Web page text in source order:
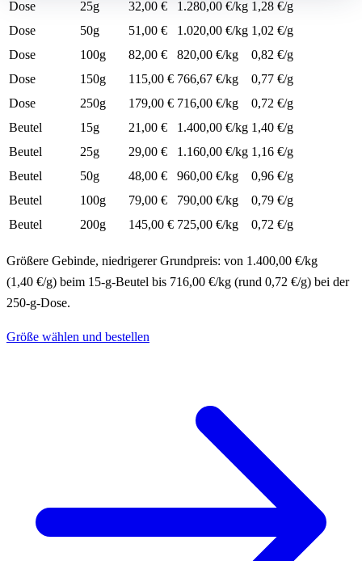
Dose
25g 32,00 € 1.280,00 €/kg 1,28 €/g
Dose
50g 51,00 € 1.020,00 €/kg 1,02 €/g
Dose
100g 82,00 € 820,00 €/kg
0,82 €/g
Dose
150g 115,00 € 766,67 €/kg
0,77 €/g
Dose
250g 179,00 € 716,00 €/kg
0,72 €/g
Beutel
15g 21,00 € 1.400,00 €/kg 1,40 €/g
Beutel
25g 29,00 € 1.160,00 €/kg 1,16 €/g
Beutel
50g 48,00 € 960,00 €/kg
0,96 €/g
Beutel
100g 79,00 € 790,00 €/kg
0,79 €/g
Beutel
200g 145,00 € 725,00 €/kg 0,72 €/g
Größere Gebinde, niedrigerer Grundpreis: von 1.400,00 €/kg
(1,40 €/g) beim 15-g-Beutel bis 716,00 €/kg (rund 0,72 €/g) bei der
250-g-Dose.
Größe wählen und bestellen